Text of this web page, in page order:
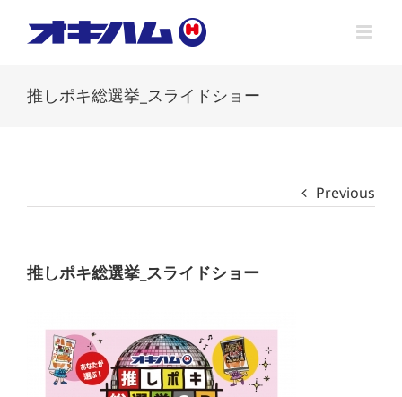
推しポキ総選挙_スライドショー
Previous
推しポキ総選挙_スライドショー